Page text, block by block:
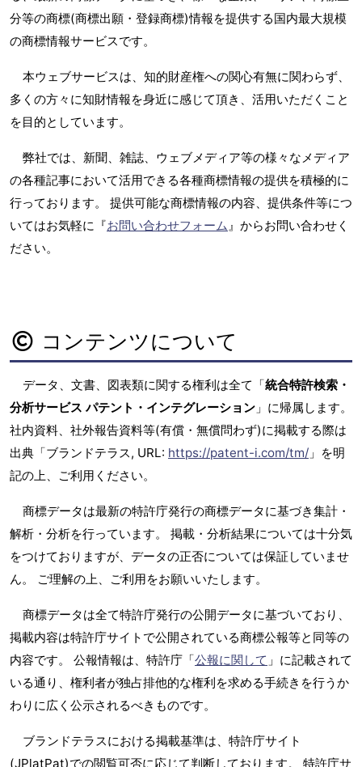
分等の商標(商標出願・登録商標)情報を提供する国内最大規模
の商標情報サービスです。
本ウェブサービスは、知的財産権への関心有無に関わらず、
多くの方々に知財情報を身近に感じて頂き、活用いただくこと
を目的としています。
弊社では、新聞、雑誌、ウェブメディア等の様々なメディア
の各種記事において活用できる各種商標情報の提供を積極的に
行っております。 提供可能な商標情報の内容、提供条件等につ
いてはお気軽に『お問い合わせフォーム』からお問い合わせく
ださい。
コンテンツについて
データ、文書、図表類に関する権利は全て「統合特許検索・
分析サービス パテント・インテグレーション 」に帰属します。
社内資料、社外報告資料等(有償・無償問わず)に掲載する際は
出典「ブランドテラス, URL: https://patent-i.com/tm/ 」を明
記の上、ご利用ください。
商標データは最新の特許庁発行の商標データに基づき集計・
解析・分析を行っています。 掲載・分析結果については十分気
をつけておりますが、データの正否については保証していませ
ん。 ご理解の上、ご利用をお願いいたします。
商標データは全て特許庁発行の公開データに基づいており、
掲載内容は特許庁サイトで公開されている商標公報等と同等の
内容です。 公報情報は、特許庁「公報に関して 」に記載されて
いる通り、権利者が独占排他的な権利を求める手続きを行うか
わりに広く公示されるべきものです。
ブランドテラスにおける掲載基準は、特許庁サイト
(JPlatPat)での閲覧可否に応じて判断しております。 特許庁サ